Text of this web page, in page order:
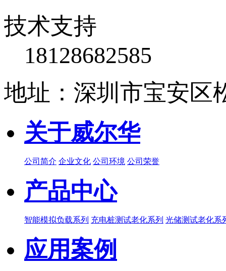
技术支持
18128682585
地址：深圳市宝安区
关于威尔华
公司简介 企业文化 公司环境 公司荣誉
产品中心
智能模拟负载系列 充电桩测试老化系列 光储测试老化系
应用案例